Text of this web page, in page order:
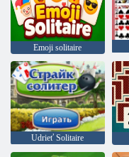
Emoji solitaire
Udrieť Solitaire